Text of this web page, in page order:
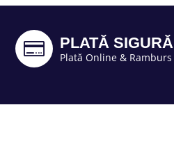
 PLATĂ SIGURĂ
Plată Online & Ramburs